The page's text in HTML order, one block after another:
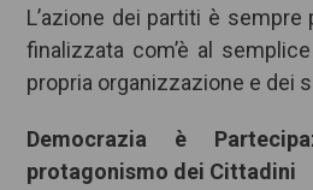
L’azione dei partiti è
finalizzata com’è al
propria organizzazione e dei
Democrazia è
protagonismo dei Cittadini